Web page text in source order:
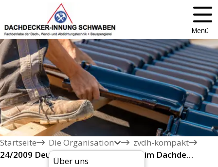
Menü
Startseite
Die Organisation
Über uns
zvdh-kompakt
24/2009 Deutsche Meisterschaften im Dachdecken ausgetragen